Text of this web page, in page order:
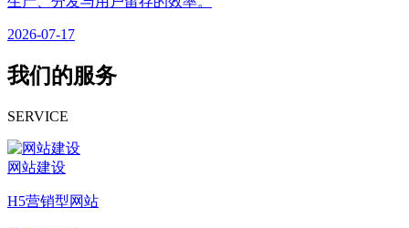
2026-07-17
我们的服务
SERVICE
网站建设
H5营销型网站